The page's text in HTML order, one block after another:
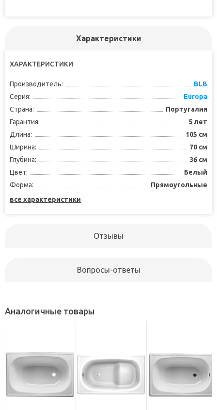
Характеристики
ХАРАКТЕРИСТИКИ
Производитель:
BLB
Серия:
Europa
Страна:
Португалия
Гарантия:
5 лет
Длина:
105 см
Ширина:
70 см
Глубина:
36 см
Цвет:
Белый
Форма:
Прямоугольные
все характеристики
Отзывы
Вопросы-ответы
Аналогичные товары